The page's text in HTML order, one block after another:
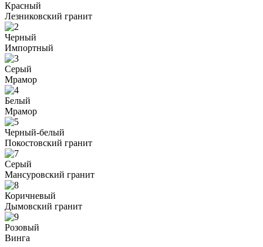
Красный
Лезниковский гранит
Черный
Импортный
Серый
Мрамор
Белый
Мрамор
Черный-белый
Покостовский гранит
Серый
Мансуровский гранит
Коричневый
Дымовский гранит
Розовый
Винга